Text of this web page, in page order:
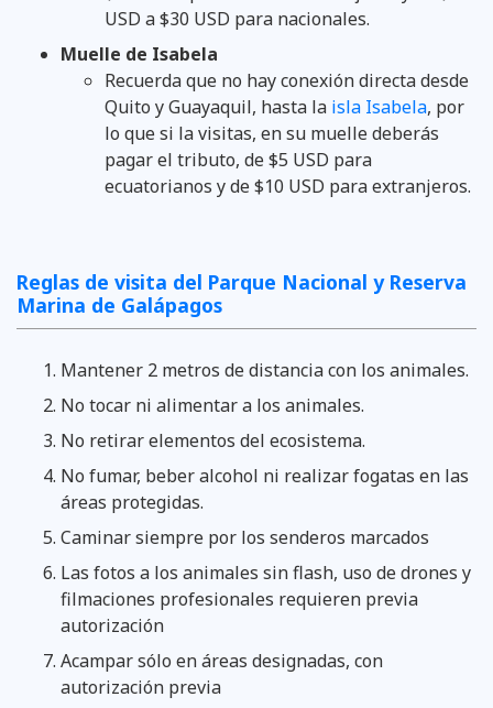
USD a $30 USD para nacionales.
Muelle de Isabela
Recuerda que no hay conexión directa desde
Quito y Guayaquil, hasta la isla Isabela, por
lo que si la visitas, en su muelle deberás
pagar el tributo, de $5 USD para
ecuatorianos y de $10 USD para extranjeros.
Reglas de visita del Parque Nacional y Reserva
Marina de Galápagos
Mantener 2 metros de distancia con los animales.
No tocar ni alimentar a los animales.
No retirar elementos del ecosistema.
No fumar, beber alcohol ni realizar fogatas en las
áreas protegidas.
Caminar siempre por los senderos marcados
Las fotos a los animales sin flash, uso de drones y
filmaciones profesionales requieren previa
autorización
Acampar sólo en áreas designadas, con
autorización previa